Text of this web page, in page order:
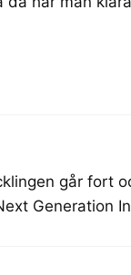
går fort
Generation